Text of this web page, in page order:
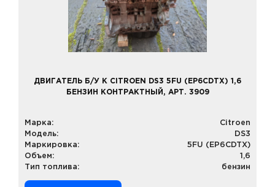
ДВИГАТЕЛЬ Б/У К CITROEN DS3 5FU (EP6CDTX) 1,6
БЕНЗИН КОНТРАКТНЫЙ, АРТ. 3909
Марка:
Citroen
Модель:
DS3
Маркировка:
5FU (EP6CDTX)
Объем:
1,6
Тип топлива:
бензин